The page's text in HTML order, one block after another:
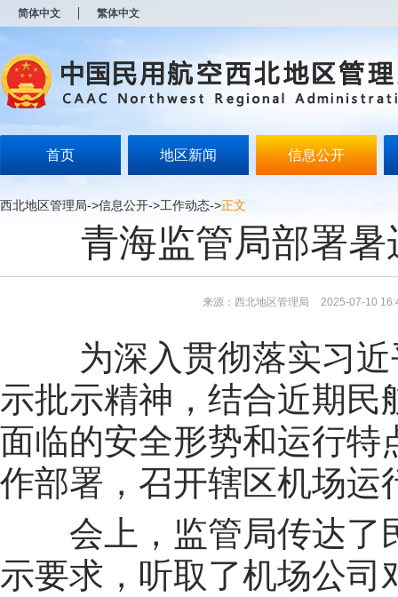
简体中文 繁体中文
首页 地区新闻 信息公开
西北地区管理局->信息公开->工作动态->正文
青海监管局部署
来源：西北地区管理局 2025-07-10
为深入贯彻落实习
示批示精神，结合近期民
面临的安全形势和运行特
作部署，召开辖区机场运
会上，监管局传达了
示要求，听取了机场公司
开
无
障
说
按
Alt
键